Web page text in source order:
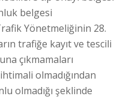
belgesi
Yönetmeliğinin 28.
trafiğe kayıt ve tescili
çıkmamaları
olmadığından
olmadığı şeklinde